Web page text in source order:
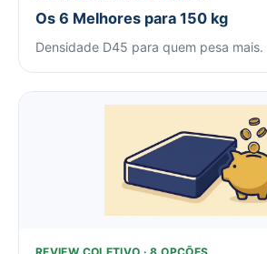
Os 6 Melhores para 150 kg
Densidade D45 para quem pesa mais.